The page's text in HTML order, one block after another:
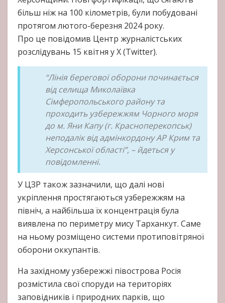
більш ніж на 100 кілометрів, були побудовані
протягом лютого-березня 2024 року.
Про це повідомив Центр журналістських
розслідувань 15 квітня у X (Twitter).
“Лінія берегової оборони починається
від селища Миколаївка
Сімферопольського району та
проходить узбережжям Чорного моря
до м. Яни Капу (г. Красноперекопськ)
неподалік від адмінкордону АР Крим та
Херсонської області”, – йдеться у
повідомленні.
У ЦЗР також зазначили, що далі нові
укріплення простягаються узбережжям на
північ, а найбільша їх концентрація була
виявлена по периметру мису Тарханкут. Саме
на ньому розміщено системи протиповітряної
оборони оккупантів.
На західному узбережжі півострова Росія
розмістила свої споруди на територіях
заповідників і природних парків, що